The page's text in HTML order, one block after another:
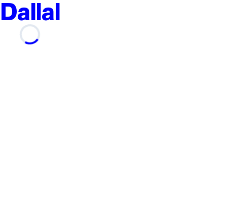
Dallal